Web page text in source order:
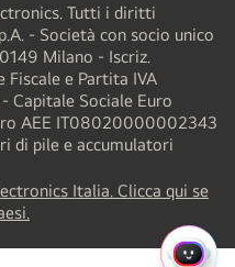
Tutti i diritti
- Società con socio unico
Milano - Iscriz.
Fiscale e Partita IVA
Capitale Sociale Euro
AEE IT08020000002343​
di pile e accumulatori
Italia. Clicca qui se
a